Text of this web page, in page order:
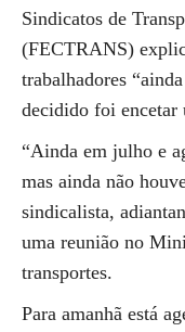
Sindicatos de
(FECTRANS)
trabalhadores
decidido foi encetar
“Ainda em julho e
mas ainda não
sindicalista,
uma reunião no
transportes.
Para amanhã está